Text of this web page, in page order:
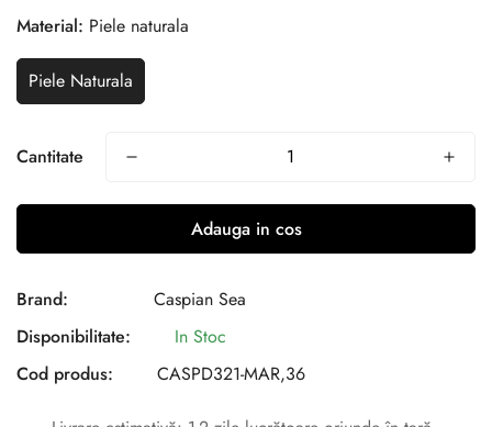
Material: Piele naturala
Piele Naturala
Cantitate
Adauga in cos
Brand:
Caspian Sea
Disponibilitate:
In Stoc
Cod produs:
CASPD321-MAR,36